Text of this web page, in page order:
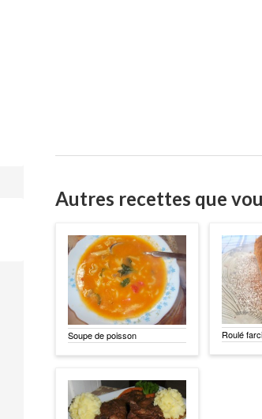
Autres recettes que
Soupe de poisson Roulé